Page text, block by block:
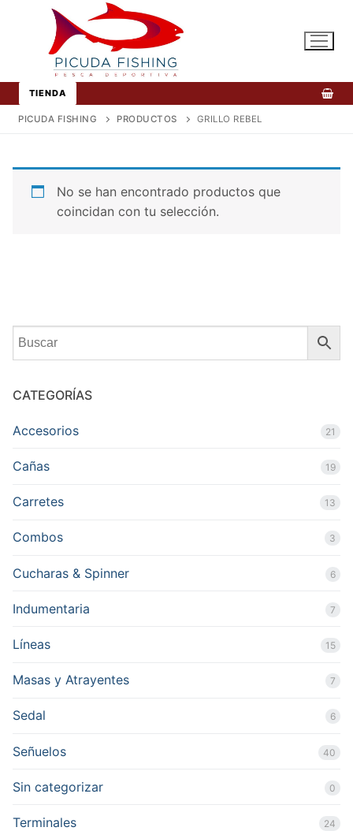
contenido
TIENDA
PICUDA FISHING PRODUCTOS GRILLO REBEL
No se han encontrado productos que
coincidan con tu selección.
CATEGORÍAS
Accesorios 21
Cañas 19
Carretes 13
Combos 3
Cucharas & Spinner 6
Indumentaria 7
Líneas 15
Masas y Atrayentes 7
Sedal 6
Señuelos 40
Sin categorizar 0
Terminales 24